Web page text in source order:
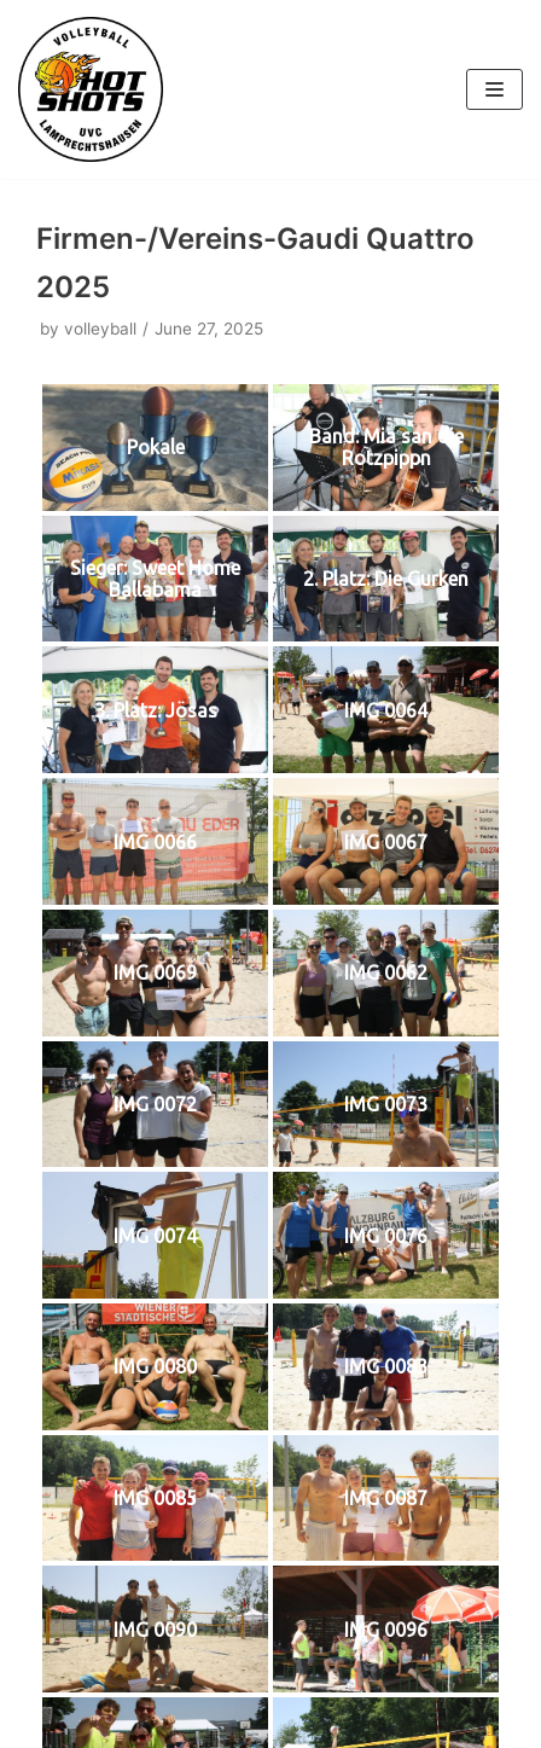
Skip
to
content
Firmen-/Vereins-Gaudi Quattro
2025
by volleyball June 27, 2025
Pokale
Band: Mia san die
Rotzpippn
Sieger: Sweet Home
Ballabama
2. Platz: Die Gurken
3. Platz: Jösas IMG 0064
IMG 0066 IMG 0067
IMG 0069 IMG 0062
IMG 0072 IMG 0073
IMG 0074 IMG 0076
IMG 0080 IMG 0083
IMG 0085 IMG 0087
IMG 0090 IMG 0096